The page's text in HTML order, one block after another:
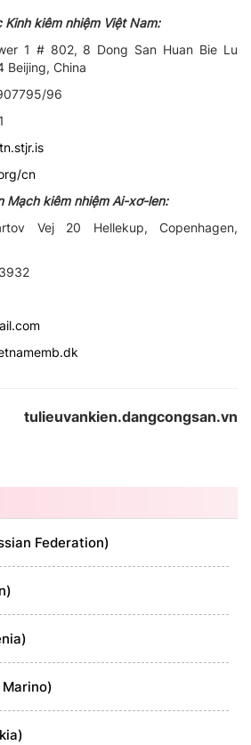
kiêm nhiệm Việt Nam:
1 # 802, 8 Dong San Huan Bie Lu
Beijing, China
96
cn
Mạch kiêm nhiệm Ai-xơ-len:
Vej 20 Hellekup, Copenhagen,
tulieuvankien.dangcongsan.vn
Federation)